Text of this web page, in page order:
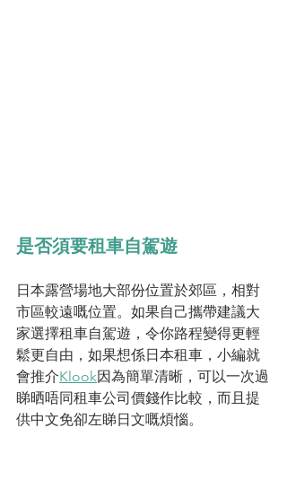
是否須要租車自駕遊
日本露營場地大部份位置於郊區，相對
市區較遠嘅位置。如果自己攜帶建議大
家選擇租車自駕遊，令你路程變得更輕
鬆更自由，如果想係日本租車，小編就
會推介Klook因為簡單清晰，可以一次過
睇晒唔同租車公司價錢作比較，而且提
供中文免卻左睇日文嘅煩惱。